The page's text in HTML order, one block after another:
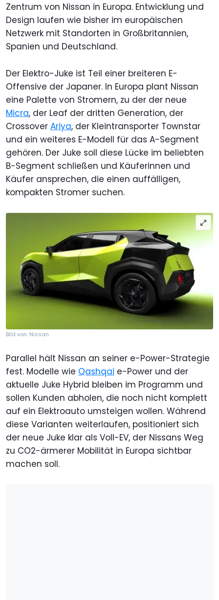
Zentrum von Nissan in Europa. Entwicklung und
Design laufen wie bisher im europäischen
Netzwerk mit Standorten in Großbritannien,
Spanien und Deutschland.
Der Elektro-Juke ist Teil einer breiteren E-
Offensive der Japaner. In Europa plant Nissan
eine Palette von Stromern, zu der der neue
Micra, der Leaf der dritten Generation, der
Crossover Ariya, der Kleintransporter Townstar
und ein weiteres E-Modell für das A-Segment
gehören. Der Juke soll diese Lücke im beliebten
B-Segment schließen und Käuferinnen und
Käufer ansprechen, die einen auffälligen,
kompakten Stromer suchen.
Bild von: Nissan
Parallel hält Nissan an seiner e-Power-Strategie
fest. Modelle wie Qashqai e-Power und der
aktuelle Juke Hybrid bleiben im Programm und
sollen Kunden abholen, die noch nicht komplett
auf ein Elektroauto umsteigen wollen. Während
diese Varianten weiterlaufen, positioniert sich
der neue Juke klar als Voll-EV, der Nissans Weg
zu CO2-ärmerer Mobilität in Europa sichtbar
machen soll.